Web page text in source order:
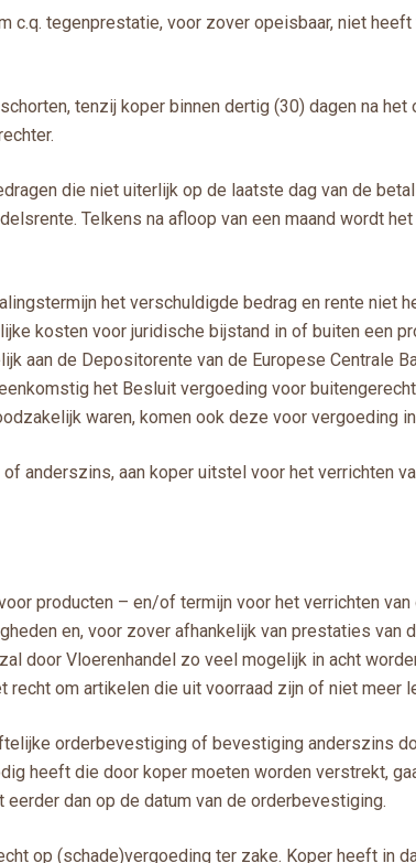
c.q. tegenprestatie, voor zover opeisbaar, niet
tenzij koper binnen dertig (30) dagen na
die niet uiterlijk op de laatste dag van de
Telkens na afloop van een maand wordt
het verschuldigde bedrag en rente niet
kosten voor juridische bijstand in of buiten een
aan de Depositorente van de Europese Centrale
het Besluit vergoeding voor
waren, komen ook deze voor vergoeding
anderszins, aan koper uitstel voor het verrichten
producten – en/of termijn voor het verrichten
en, voor zover afhankelijk van prestaties van
door Vloerenhandel zo veel mogelijk in acht
om artikelen die uit voorraad zijn of niet meer
orderbevestiging of bevestiging anderszins
heeft die door koper moeten worden verstrekt,
dan op de datum van de orderbevestiging.
op (schade)vergoeding ter zake. Koper heeft in